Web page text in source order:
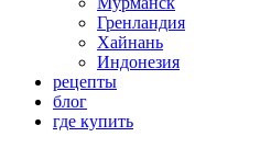
Гренландия
Хайнань
Индонезия
рецепты
блог
где купить